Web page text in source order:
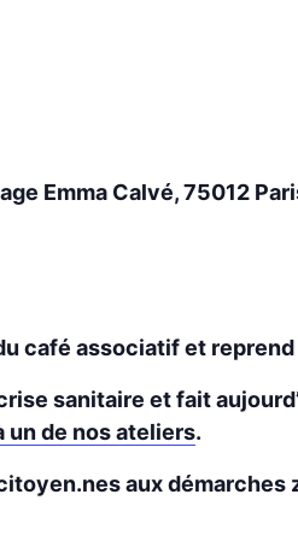
Emma Calvé, 75012
café associatif et
sanitaire et fait
un de nos ateliers.
aux démarches